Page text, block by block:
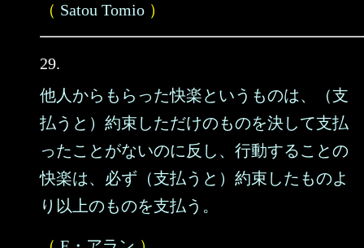
（ Satou Tomio ）
29.
他人からもらった快楽というものは、（支
払うと）約束しただけのものを決して支払
ったことがないのに反し、行動することの
快楽は、必ず（支払うと）約束したものよ
り以上のものを支払う。